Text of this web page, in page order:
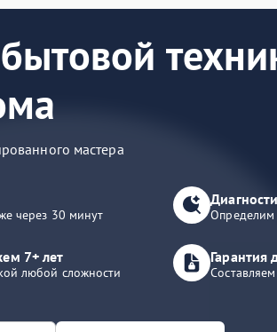
мастера
через 30 минут Определим
7+ лет
любой сложности
Гарантия